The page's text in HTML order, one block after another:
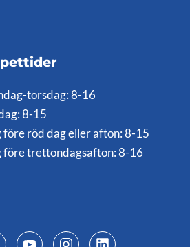
torsdag: 8-16
8-15
före röd dag eller afton: 8-15
före trettondagsafton: 8-16